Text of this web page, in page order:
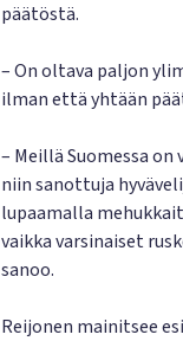
päätöstä.
– On oltava paljon
ilman että yhtään
– Meillä Suomessa
niin sanottuja
lupaamalla
vaikka varsinaiset
sanoo.
Reijonen mainitsee